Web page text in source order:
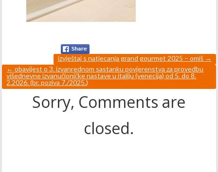
izvještaj s natjecanja grand gourmet 2025 – omiš →
← obavijest o 3. izvanrednom sastanku povjerenstva za provedbu
višednevne izvanučioničke nastave u italiju (venecija) od 5. do 8.
2.2026. (br. poziva 7./2025.)
Sorry, Comments are
closed.